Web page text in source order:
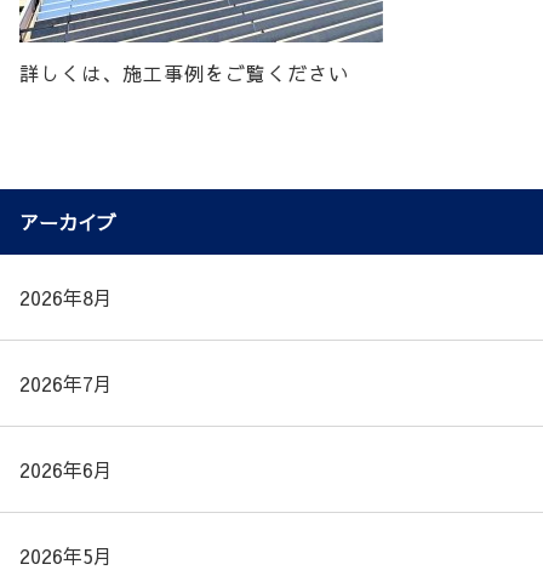
詳しくは、施工事例をご覧ください
アーカイブ
2026年8月
2026年7月
2026年6月
2026年5月